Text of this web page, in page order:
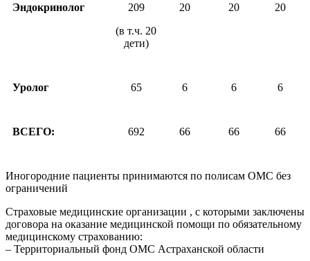
Эндокринолог
209
(в т.ч. 20
дети)
20 20 20
Уролог 65 6 6 6
ВСЕГО: 692 66 66 66
Иногородние пациенты принимаются по полисам ОМС без
ограничений
Страховые медицинские организации , с которыми заключены
договора на оказание медицинской помощи по обязательному
медицинскому страхованию:
– Территориальный фонд ОМС Астраханской области